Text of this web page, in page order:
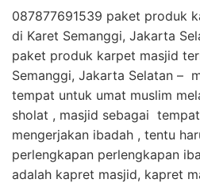
087877691539 paket produk
di Karet Semanggi, Jakarta
paket produk karpet masjid
Semanggi, Jakarta Selatan –
tempat untuk umat muslim
sholat , masjid sebagai
mengerjakan ibadah , tentu
perlengkapan perlengkapan
adalah kapret masjid, kapret